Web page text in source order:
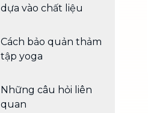
dựa vào chất liệu
Cách bảo quản thảm
tập yoga
Những câu hỏi liên
quan